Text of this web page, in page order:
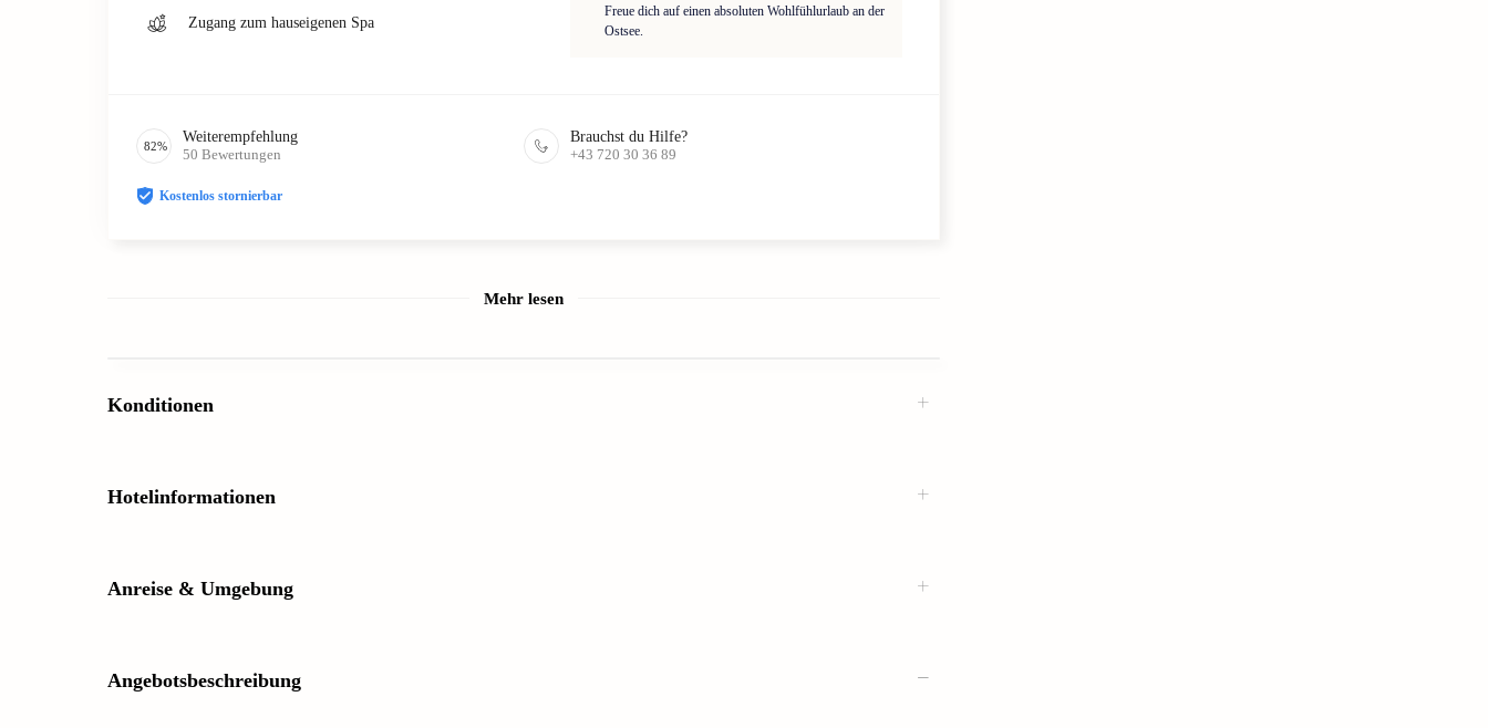
Zugang zum hauseigenen Spa
Freue dich auf einen absoluten Wohlfühlurlaub an der
Ostsee.
82%
Weiterempfehlung
50 Bewertungen
Brauchst du Hilfe?
+43 720 30 36 89
Kostenlos stornierbar
Mehr lesen
Konditionen
Hotelinformationen
Anreise & Umgebung
Angebotsbeschreibung